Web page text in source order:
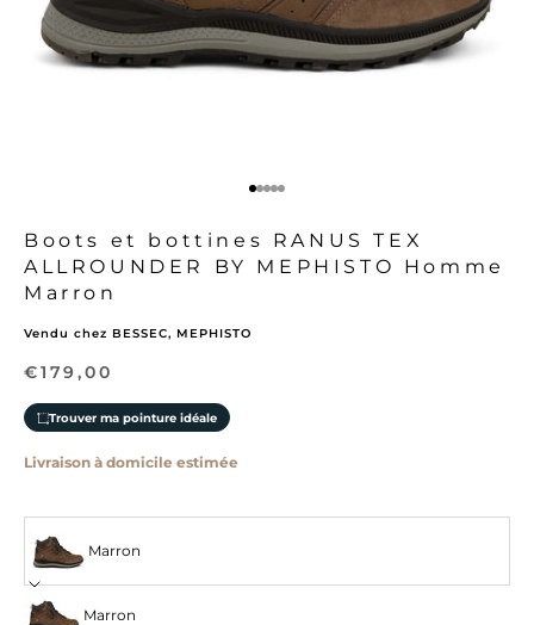
Aller à l'élément 1
Aller à l'élément 2
Aller à l'élément 3
Aller à l'élément 4
Aller à l'élément 5
Boots et bottines RANUS TEX
ALLROUNDER BY MEPHISTO Homme
Marron
Vendu chez BESSEC, MEPHISTO
Prix de vente
€179,00
Trouver ma pointure idéale
Marron
Marron